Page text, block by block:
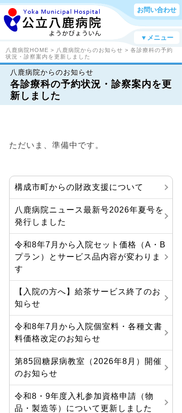
お問い合わせ
▼メニュー
八鹿病院HOME > 八鹿病院からのお知らせ > 各診療科の予約
状況・診察案内を更新しました
八鹿病院からのお知らせ
各診療科の予約状況・診察案内を更
新しました
ただいま、準備中です。
構成市町からの財政支援について
八鹿病院ニュース最新号2026年夏号を
発行しました
令和8年7月から入院セット価格（A・B
プラン）とサービス品内容が変わりま
す
【入院の方へ】給茶サービス終了のお
知らせ
令和8年7月から入院個室料・各種文書
料価格改定のお知らせ
第85回糖尿病教室（2026年8月）開催
のお知らせ
令和8・9年度入札参加資格申請（物
品・製造等）について更新しました